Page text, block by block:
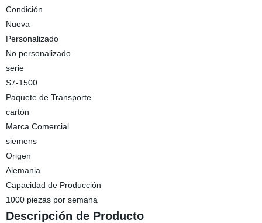
Condición
Nueva
Personalizado
No personalizado
serie
S7-1500
Paquete de Transporte
cartón
Marca Comercial
siemens
Origen
Alemania
Capacidad de Producción
1000 piezas por semana
Descripción de Producto